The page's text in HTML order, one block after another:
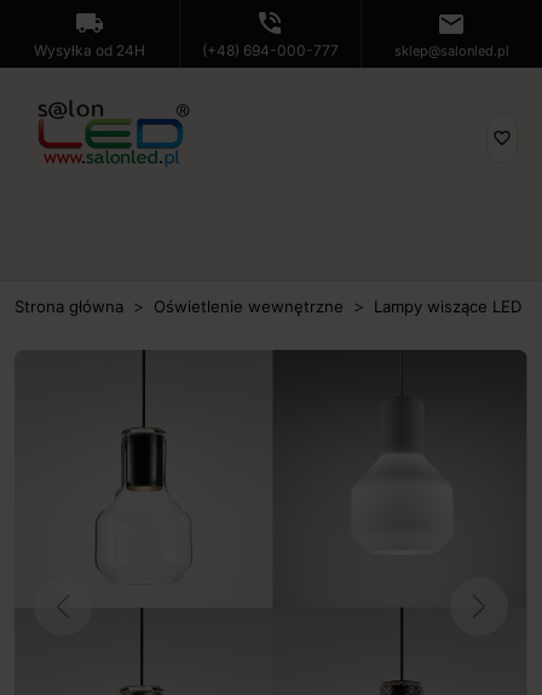
local_shipping
Wysyłka od 24H
phone_in_talk
(+48) 694-000-777
mail
sklep@salonled.pl
favorite_border
Strona główna Oświetlenie wewnętrzne Lampy wiszące LED
Previous